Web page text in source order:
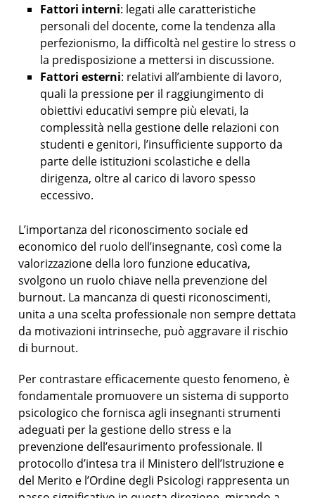
Fattori interni: legati alle caratteristiche
personali del docente, come la tendenza alla
perfezionismo, la difficoltà nel gestire lo stress o
la predisposizione a mettersi in discussione.
Fattori esterni: relativi all’ambiente di lavoro,
quali la pressione per il raggiungimento di
obiettivi educativi sempre più elevati, la
complessità nella gestione delle relazioni con
studenti e genitori, l’insufficiente supporto da
parte delle istituzioni scolastiche e della
dirigenza, oltre al carico di lavoro spesso
eccessivo.
L’importanza del riconoscimento sociale ed
economico del ruolo dell’insegnante, così come la
valorizzazione della loro funzione educativa,
svolgono un ruolo chiave nella prevenzione del
burnout. La mancanza di questi riconoscimenti,
unita a una scelta professionale non sempre dettata
da motivazioni intrinseche, può aggravare il rischio
di burnout.
Per contrastare efficacemente questo fenomeno, è
fondamentale promuovere un sistema di supporto
psicologico che fornisca agli insegnanti strumenti
adeguati per la gestione dello stress e la
prevenzione dell’esaurimento professionale. Il
protocollo d’intesa tra il Ministero dell’Istruzione e
del Merito e l’Ordine degli Psicologi rappresenta un